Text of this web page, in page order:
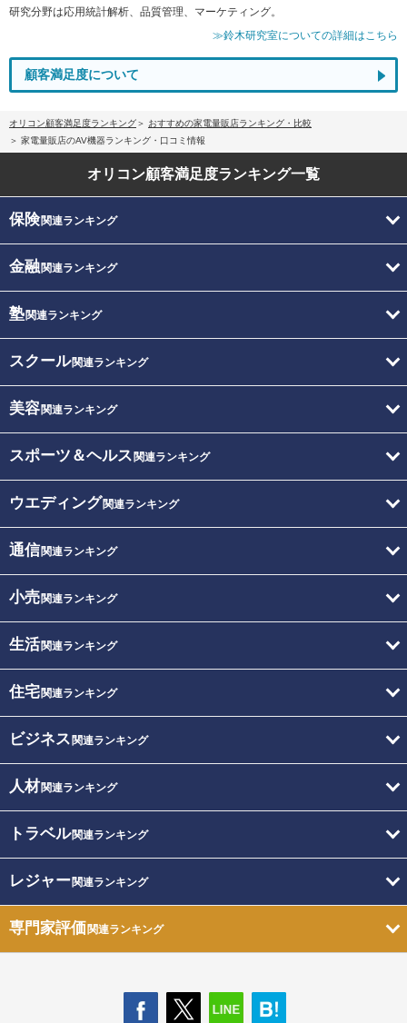
研究分野は応用統計解析、品質管理、マーケティング。
≫鈴木研究室についての詳細はこちら
顧客満足度について
オリコン顧客満足度ランキング
おすすめの家電量販店ランキング・比較
家電量販店のAV機器ランキング・口コミ情報
オリコン顧客満足度ランキング一覧
保険関連ランキング
金融関連ランキング
塾関連ランキング
スクール関連ランキング
美容関連ランキング
スポーツ＆ヘルス 関連ランキング
ウエディング関連ランキング
通信関連ランキング
小売関連ランキング
生活関連ランキング
住宅関連ランキング
ビジネス 関連ランキング
人材関連ランキング
トラベル関連ランキング
レジャー関連ランキング
専門家評価関連ランキング